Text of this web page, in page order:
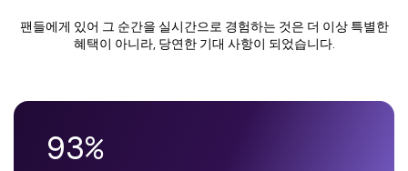
팬들에게 있어 그 순간을 실시간으로 경험하는 것은 더 이상 특별한
혜택이 아니라, 당연한 기대 사항이 되었습니다.
93%